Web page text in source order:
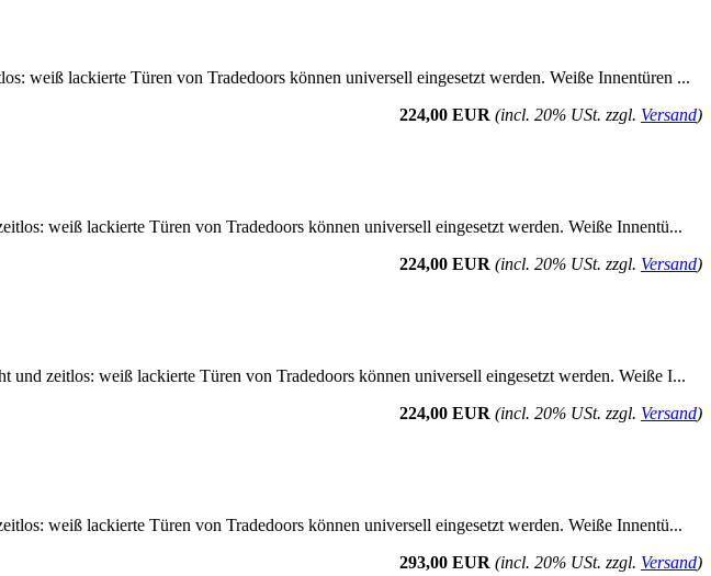
weiß lackierte Türen von Tradedoors können universell eingesetzt werden. Weiße Innentüren ...
224,00 EUR (incl. 20% USt. zzgl. Versand)
weiß lackierte Türen von Tradedoors können universell eingesetzt werden. Weiße Innentü...
224,00 EUR (incl. 20% USt. zzgl. Versand)
zeitlos: weiß lackierte Türen von Tradedoors können universell eingesetzt werden. Weiße I...
224,00 EUR (incl. 20% USt. zzgl. Versand)
weiß lackierte Türen von Tradedoors können universell eingesetzt werden. Weiße Innentü...
293,00 EUR (incl. 20% USt. zzgl. Versand)